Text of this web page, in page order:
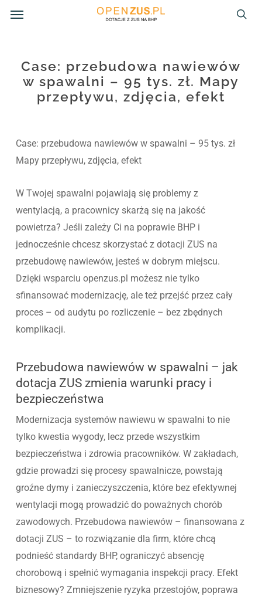
Skip
contentCase: przebudowa nawiewów
w spawalni – 95 tys. zł. Mapy
przepływu, zdjęcia, efekt
Case: przebudowa nawiewów w spawalni – 95 tys. zł
Mapy przepływu, zdjęcia, efekt
W Twojej spawalni pojawiają się problemy z
wentylacją, a pracownicy skarżą się na jakość
powietrza? Jeśli zależy Ci na poprawie BHP i
jednocześnie chcesz skorzystać z dotacji ZUS na
przebudowę nawiewów, jesteś w dobrym miejscu.
Dzięki wsparciu openzus.pl możesz nie tylko
sfinansować modernizację, ale też przejść przez cały
proces – od audytu po rozliczenie – bez zbędnych
komplikacji.
Przebudowa nawiewów w spawalni – jak
dotacja ZUS zmienia warunki pracy i
bezpieczeństwa
Modernizacja systemów nawiewu w spawalni to nie
tylko kwestia wygody, lecz przede wszystkim
bezpieczeństwa i zdrowia pracowników. W zakładach,
gdzie prowadzi się procesy spawalnicze, powstają
groźne dymy i zanieczyszczenia, które bez efektywnej
wentylacji mogą prowadzić do poważnych chorób
zawodowych. Przebudowa nawiewów – finansowana z
dotacji ZUS – to rozwiązanie dla firm, które chcą
podnieść standardy BHP, ograniczyć absencję
chorobową i spełnić wymagania inspekcji pracy. Efekt
biznesowy? Zmniejszenie ryzyka przestojów, poprawa